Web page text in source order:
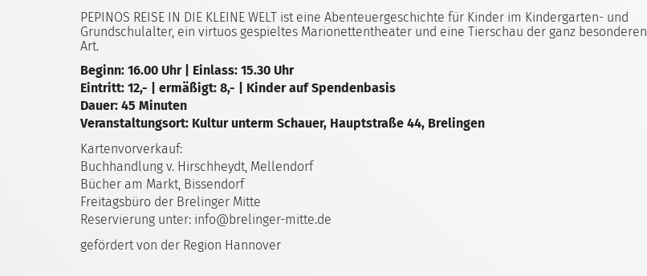
PEPINOS REISE IN DIE KLEINE WELT ist eine Abenteuergeschichte für Kinder im Kindergarten- und
Grundschulalter, ein virtuos gespieltes Marionettentheater und eine Tierschau der ganz besonderen
Art.
Beginn: 16.00 Uhr | Einlass: 15.30 Uhr
Eintritt: 12,- | ermäßigt: 8,- | Kinder auf Spendenbasis
Dauer: 45 Minuten
Veranstaltungsort: Kultur unterm Schauer, Hauptstraße 44, Brelingen
Kartenvorverkauf:
Buchhandlung v. Hirschheydt, Mellendorf
Bücher am Markt, Bissendorf
Freitagsbüro der Brelinger Mitte
Reservierung unter: info@brelinger-mitte.de
gefördert von der Region Hannover